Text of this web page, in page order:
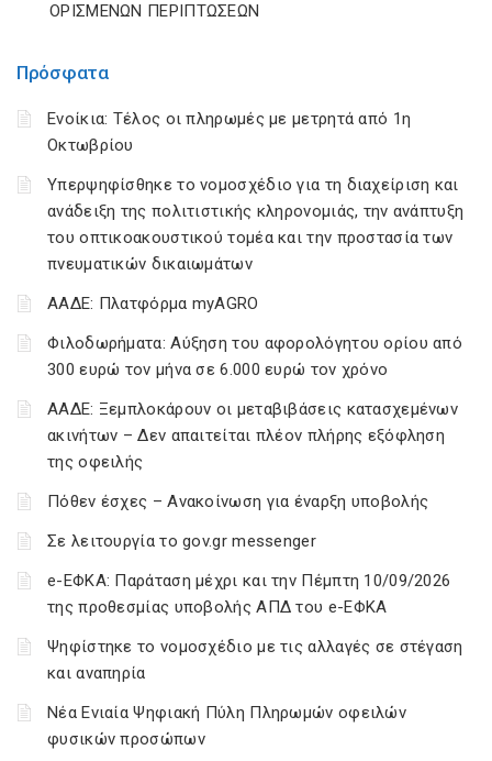
Πρόσφατα
Ενοίκια: Τέλος οι πληρωμές με μετρητά από 1η
Οκτωβρίου
Υπερψηφίσθηκε το νομοσχέδιο για τη διαχείριση και
ανάδειξη της πολιτιστικής κληρονομιάς, την ανάπτυξη
του οπτικοακουστικού τομέα και την προστασία των
πνευματικών δικαιωμάτων
ΑΑΔΕ: Πλατφόρμα myAGRO
Φιλοδωρήματα: Αύξηση του αφορολόγητου ορίου από
300 ευρώ τον μήνα σε 6.000 ευρώ τον χρόνο
ΑΑΔΕ: Ξεμπλοκάρουν οι μεταβιβάσεις κατασχεμένων
ακινήτων – Δεν απαιτείται πλέον πλήρης εξόφληση
της οφειλής
Πόθεν έσχες – Ανακοίνωση για έναρξη υποβολής
Σε λειτουργία το gov.gr messenger
e-ΕΦΚΑ: Παράταση μέχρι και την Πέμπτη 10/09/2026
της προθεσμίας υποβολής ΑΠΔ του e-ΕΦΚΑ
Ψηφίστηκε το νομοσχέδιο με τις αλλαγές σε στέγαση
και αναπηρία
Νέα Ενιαία Ψηφιακή Πύλη Πληρωμών οφειλών
φυσικών προσώπων
ΟΡΙΣΜΕΝΩΝ ΠΕΡΙΠΤΩΣΕΩΝ